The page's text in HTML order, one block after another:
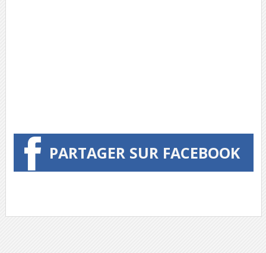
PARTAGER SUR FACEBOOK